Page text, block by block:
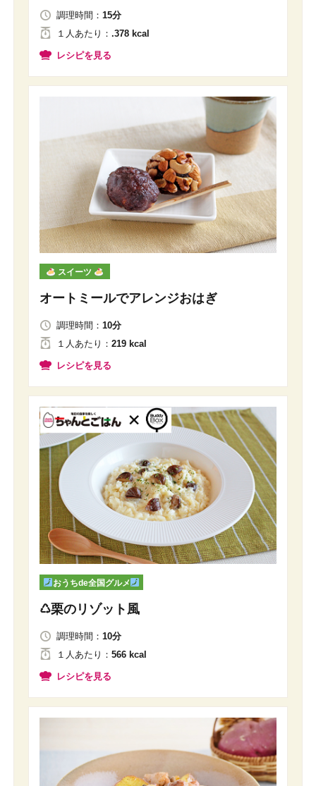
調理時間： 15分
１人 あたり ： .378 kcal
レシピを見る
スイーツ
オートミールでアレンジおはぎ
調理時間： 10分
１人あたり ： 219 kcal
レシピを見る
おうちde全国グルメ
♺栗のリゾット風
調理時間： 10分
１人 あたり ： 566 kcal
レシピを見る